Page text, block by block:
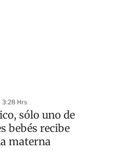
3:28 Hrs
sólo uno de
bebés recibe
materna